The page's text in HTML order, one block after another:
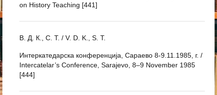
on History Teaching [441]
В. Д. К., С. Т. / V. D. K., S. T.
Интеркатедарска конференција, Сараево 8-9.11.1985, г. /
Intercatelar’s Conference, Sarajevo, 8–9 November 1985
[444]